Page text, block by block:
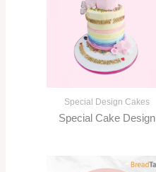
Special Design Cakes
Special Cake Design